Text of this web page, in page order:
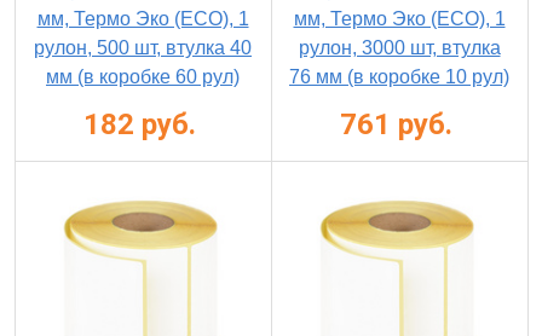
мм, Термо Эко (ECO), 1
рулон, 500 шт, втулка 40
мм (в коробке 60 рул)
182 руб.
мм, Термо Эко (ECO), 1
рулон, 3000 шт, втулка
76 мм (в коробке 10 рул)
761 руб.